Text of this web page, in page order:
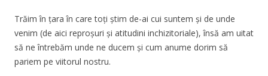
Trăim în țara în care toți știm de-ai cui suntem și de unde
venim (de aici reproșuri și atitudini inchizitoriale), însă am uitat
să ne întrebăm unde ne ducem și cum anume dorim să
pariem pe viitorul nostru.